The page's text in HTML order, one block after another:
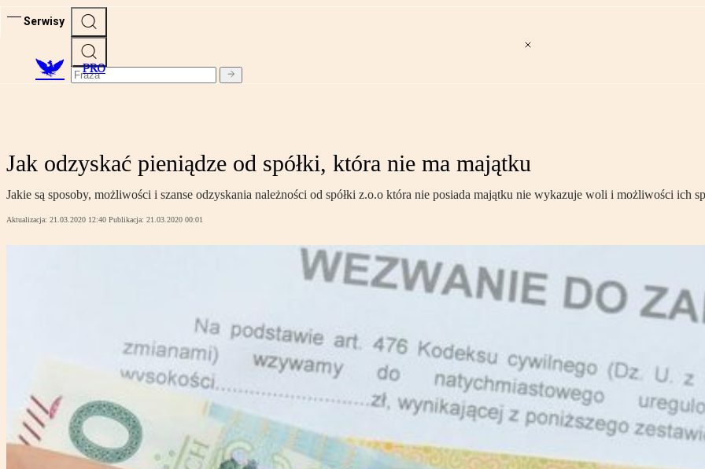
Serwisy
PRO
Jak odzyskać pieniądze od spółki, która nie ma majątku
Jakie są sposoby, możliwości i szanse odzyskania należności od spółki z.o.o która nie posiada majątku nie wykazuje woli i możliwości ich
Aktualizacja: 21.03.2020 12:40 Publikacja: 21.03.2020 00:01